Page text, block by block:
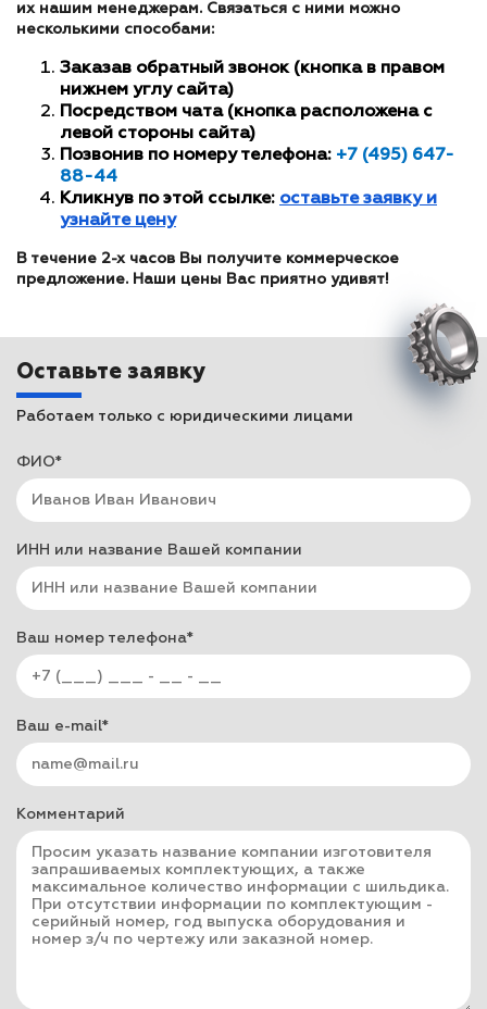
их нашим менеджерам. Связаться с ними можно
несколькими способами:
Заказав обратный звонок (кнопка в правом
нижнем углу сайта)
Посредством чата (кнопка расположена с
левой стороны сайта)
Позвонив по номеру телефона: +7 (495) 647-
88-44
Кликнув по этой ссылке: оставьте заявку и
узнайте цену
В течение 2-х часов Вы получите коммерческое
предложение. Наши цены Вас приятно удивят!
Оставьте заявку
Работаем только с юридическими лицами
ФИО*
ИНН или название Вашей компании
Ваш номер телефона*
Ваш e-mail*
Комментарий